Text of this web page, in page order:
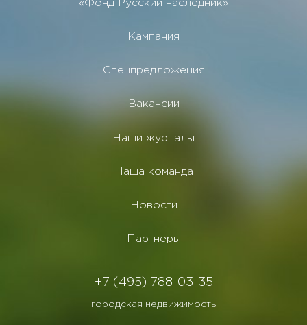
«Фонд Русский наследник»
Кампания
Спецпредложения
Вакансии
Наши журналы
Наша команда
Новости
Партнеры
+7 (495) 788-03-35
городская недвижимость